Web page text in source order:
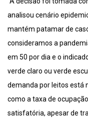
analisou cenário
mantém patamar de
consideramos a
em 50 por dia e o
verde claro ou verde
demanda por leitos está
como a taxa de
satisfatória, apesar de